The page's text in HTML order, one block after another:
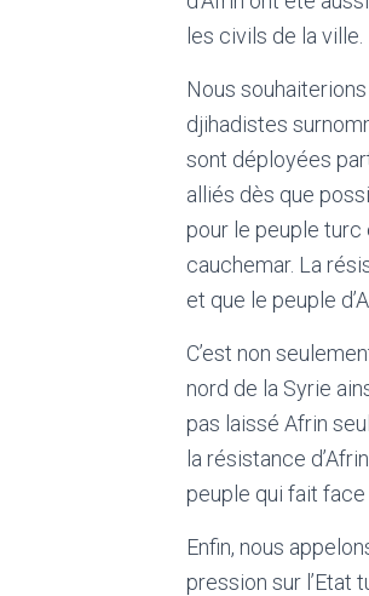
les civils de la ville.
Nous
djihadistes
sont déployées
alliés dès que
pour le peuple turc
cauchemar. La
et que le peuple
C’est non
nord de la Syrie
pas laissé Afrin
la résistance
peuple qui fait
Enfin, nous
pression sur l’Etat